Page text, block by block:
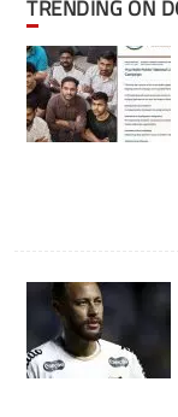
TRENDING ON